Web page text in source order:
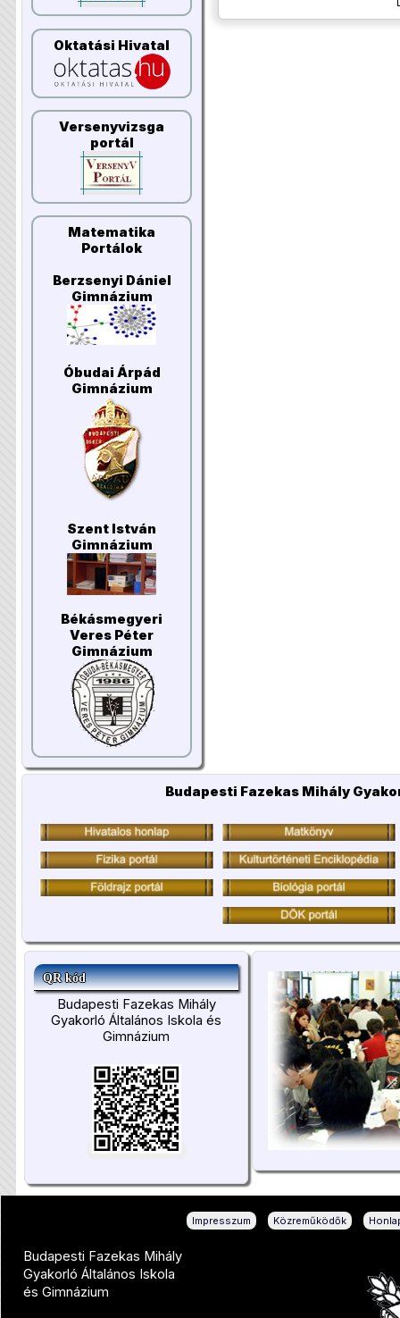
Oktatási Hivatal
Versenyvizsga
portál
Matematika
Portálok
Berzsenyi Dániel
Gimnázium
Óbudai Árpád
Gimnázium
Szent István
Gimnázium
Békásmegyeri
Veres Péter
Gimnázium
Budapesti Fazekas Mihály
QR kód
Budapesti Fazekas Mihály
Gyakorló Általános Iskola és
Gimnázium
Impresszum Közreműködők
Budapesti Fazekas Mihály
Gyakorló Általános Iskola
és Gimnázium